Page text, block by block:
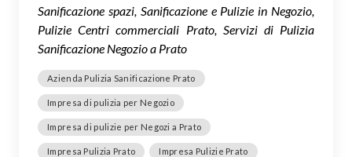
Sanificazione spazi, Sanificazione e Pulizie in Negozio,
Pulizie Centri commerciali Prato, Servizi di Pulizia
Sanificazione Negozio a Prato
Azienda Pulizia Sanificazione Prato
Impresa di pulizia per Negozio
Impresa di pulizie per Negozi a Prato
Impresa Pulizia Prato Impresa Pulizie Prato